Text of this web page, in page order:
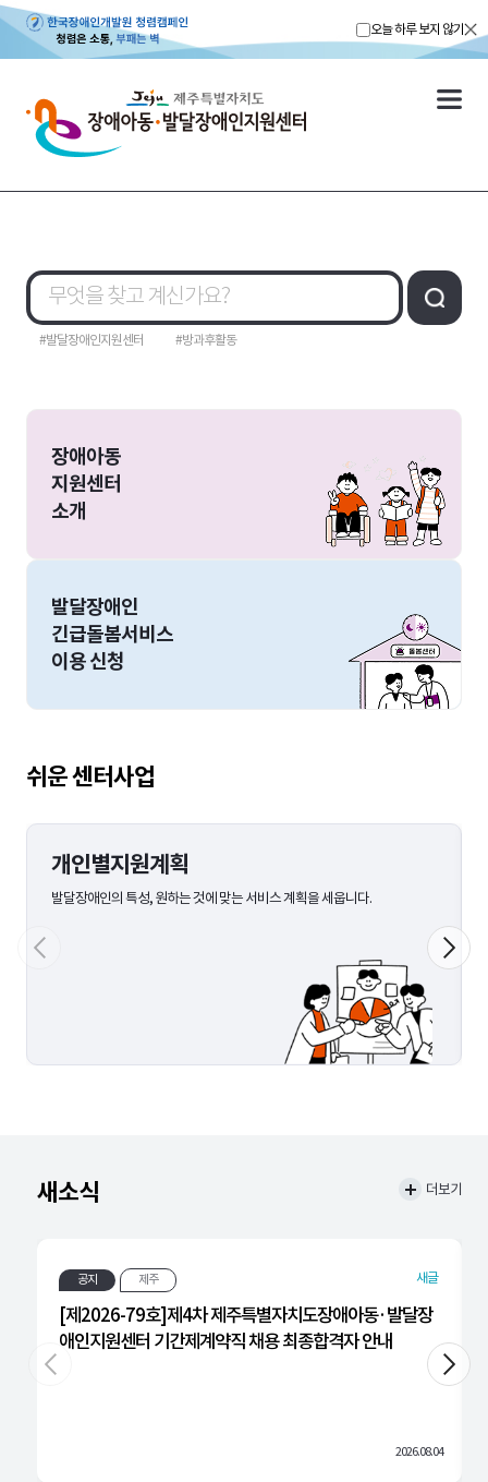
오늘 하루 보지 않기
#발달장애인지원센터 #방과후활동
장애아동
지원센터
소개
발달장애인
긴급돌봄서비스
이용 신청
쉬운 센터사업
개인별지원계획
발달장애인의 특성, 원하는 것에 맞는 서비스 계획을 세웁니다.
새소식
공지 제주 새글
[제2026-79호]제4차 제주특별자치도장애아동·발달장
애인지원센터 기간제계약직 채용 최종합격자 안내
2026.08.04
더보기